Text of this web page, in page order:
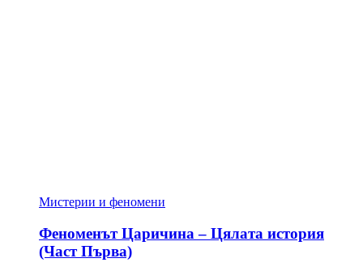
Мистерии и феномени
Феноменът Царичина – Цялата история
(Част Първа)